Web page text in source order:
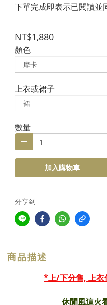
下單完成即表示已閱讀並
NT$1,880
顏色
上衣或裙子
數量
加入購物車
分享到
商品描述
*上/下分售, 上衣
休閒風這火